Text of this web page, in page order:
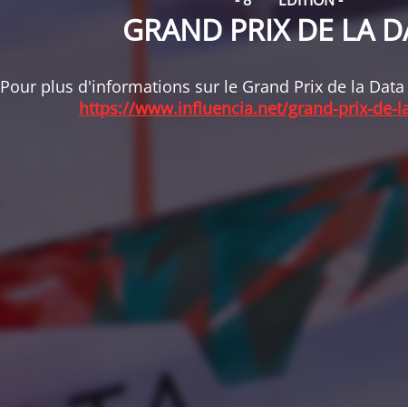
GRAND PRIX DE LA
Pour plus d'informations sur le Grand Prix de la
https://www.influencia.net/grand-prix-de-